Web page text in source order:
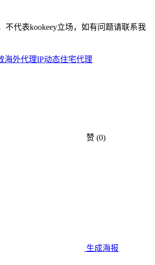
不代表kookeey立场，如有问题请联系我
海外代理IP动态住宅代理
赞 (0)
生成海报